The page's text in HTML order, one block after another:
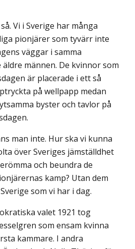
Vi i Sverige har många
pionjärer som tyvärr inte
väggar i samma
männen. De kvinnor som
är placerade i ett så
på wellpapp medan
byster och tavlor på
man inte. Hur ska vi kunna
över Sveriges jämställdhet
och beundra de
kamp? Utan dem
som vi har i dag.
valet 1921 tog
som ensam kvinna
kammare. I andra